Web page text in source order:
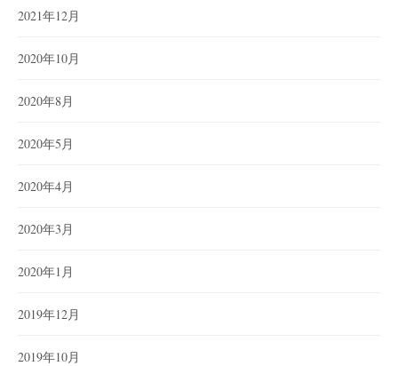
2021年12月
2020年10月
2020年8月
2020年5月
2020年4月
2020年3月
2020年1月
2019年12月
2019年10月